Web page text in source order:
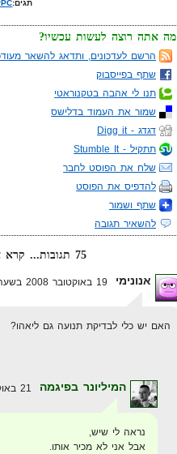
תגים:
מה אתה רוצה לעשות עכשיו?
הרשם לעדכונים, ותדאג להשאר
שתף בפייסבוק
תנו לי אהבה בטקנוראטי
שמור את העמוד בדלישס
דגדג - Digg it
תתקיל - Stumble It
שלח את הפוסט לחבר
להדפיס את הפוסט
שתף ושמור
להשאיר תגובה
75 תגובות... קרא אותן למטה או
אנונימי
האם יש כלי לבדיקת תנועה גם ליאהו?
המיליונר בפיגמה
נראה לי שיש,
אבל אני לא מכיר אותו.